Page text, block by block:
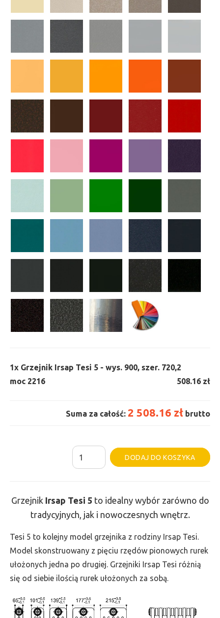
1x Grzejnik Irsap Tesi 5 - wys. 900, szer. 720,
moc 2216
2
508.16 zł
Suma za całość: 2 508.16 zł brutto
ilość
Grzejnik
-
wys.
900,
szer.
720,
2216
DODAJ DO KOSZYKA
Grzejnik Irsap Tesi 5 to idealny wybór zarówno do
tradycyjnych, jak i nowoczesnych wnętrz.
Tesi 5 to kolejny model grzejnika z rodziny Irsap Tesi.
Model skonstruowany z pięciu rzędów pionowych rurek
ułożonych jedna po drugiej. Grzejniki Irsap Tesi różnią
się od siebie ilością rurek ułożonych za sobą.